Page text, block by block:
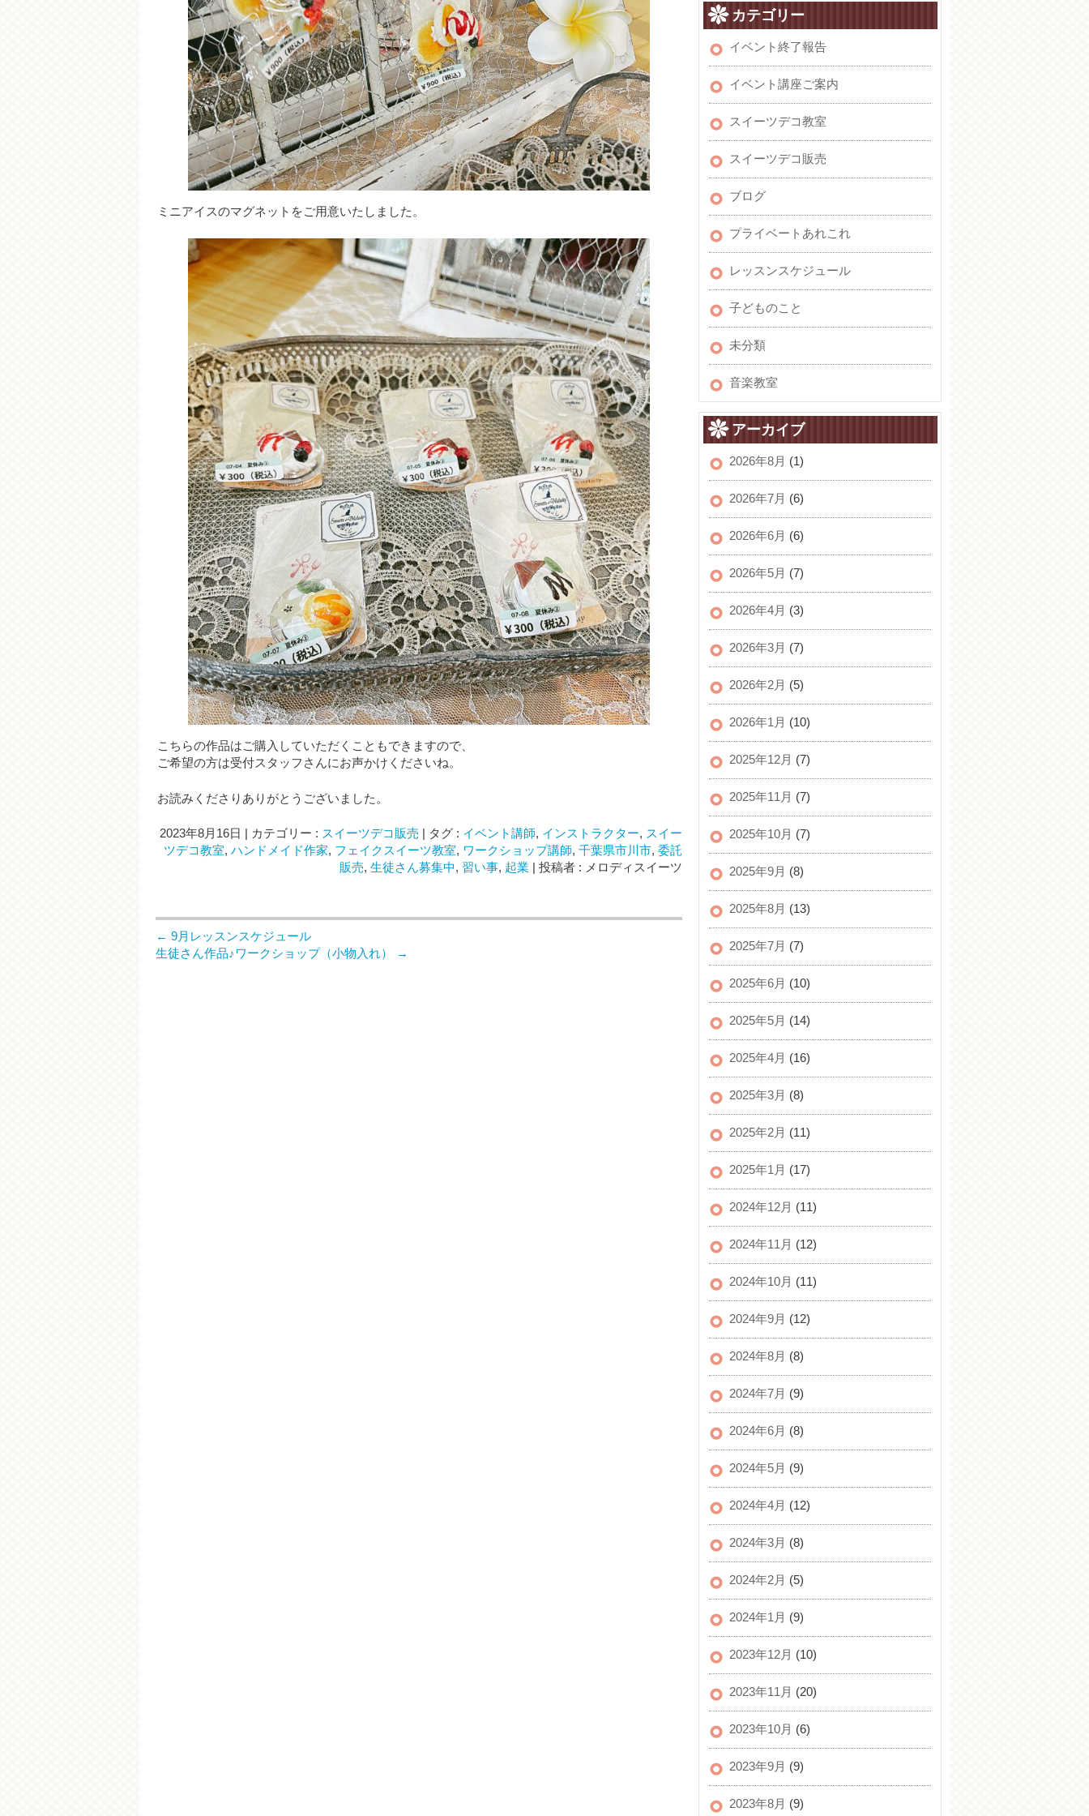
ミニアイスのマグネットをご用意いたしました。
こちらの作品はご購入していただくこともできますので、
ご希望の方は受付スタッフさんにお声かけくださいね。
お読みくださりありがとうございました。
2023年8月16日 | カテゴリー : スイーツデコ販売 | タグ : イベント講師, インストラクター, スイー
ツデコ教室, ハンドメイド作家, フェイクスイーツ教室, ワークショップ講師, 千葉県市川市, 委託
販売, 生徒さん募集中, 習い事, 起業 | 投稿者 : メロディスイーツ
← 9月レッスンスケジュール
生徒さん作品♪ワークショップ（小物入れ）
→
カテゴリー
イベント終了報告
イベント講座ご案内
スイーツデコ教室
スイーツデコ販売
ブログ
プライベートあれこれ
レッスンスケジュール
子どものこと
未分類
音楽教室
アーカイブ
2026年8月 (1)
2026年7月 (6)
2026年6月 (6)
2026年5月 (7)
2026年4月 (3)
2026年3月 (7)
2026年2月 (5)
2026年1月 (10)
2025年12月 (7)
2025年11月 (7)
2025年10月 (7)
2025年9月 (8)
2025年8月 (13)
2025年7月 (7)
2025年6月 (10)
2025年5月 (14)
2025年4月 (16)
2025年3月 (8)
2025年2月 (11)
2025年1月 (17)
2024年12月 (11)
2024年11月 (12)
2024年10月 (11)
2024年9月 (12)
2024年8月 (8)
2024年7月 (9)
2024年6月 (8)
2024年5月 (9)
2024年4月 (12)
2024年3月 (8)
2024年2月 (5)
2024年1月 (9)
2023年12月 (10)
2023年11月 (20)
2023年10月 (6)
2023年9月 (9)
2023年8月 (9)